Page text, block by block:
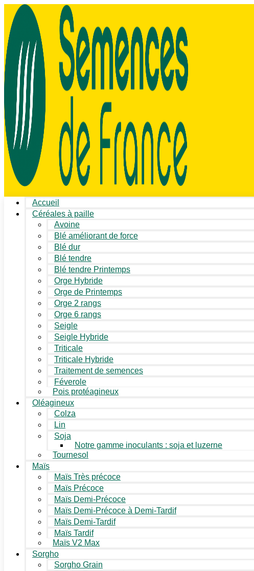
Accueil
Céréales à paille
Avoine
Blé améliorant de force
Blé dur
Blé tendre
Blé tendre Printemps
Orge Hybride
Orge de Printemps
Orge 2 rangs
Orge 6 rangs
Seigle
Seigle Hybride
Triticale
Triticale Hybride
Traitement de semences
Féverole
Pois protéagineux
Oléagineux
Colza
Lin
Soja
Notre gamme inoculants : soja et luzerne
Tournesol
Maïs
Maïs Très précoce
Maïs Précoce
Maïs Demi-Précoce
Maïs Demi-Précoce à Demi-Tardif
Maïs Demi-Tardif
Maïs Tardif
Maïs V2 Max
Sorgho
Sorgho Grain